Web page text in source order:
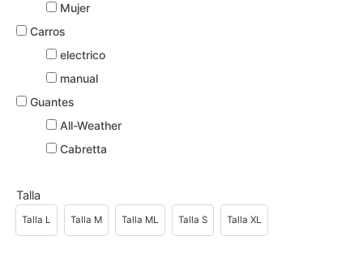
Mujer
Carros
electrico
manual
Guantes
All-Weather
Cabretta
Talla
Talla L Talla M Talla ML Talla S Talla XL